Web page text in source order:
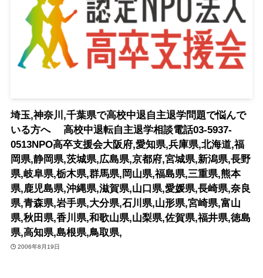
埼玉,神奈川,千葉県で高校中退自主退学問題で悩んで
いる方へ 高校中退転自主退学相談電話03-5937-
0513NPO高卒支援会大阪府,愛知県,兵庫県,北海道,福
岡県,静岡県,茨城県,広島県,京都府,宮城県,新潟県,長野
県,岐阜県,栃木県,群馬県,岡山県,福島県,三重県,熊本
県,鹿児島県,沖縄県,滋賀県,山口県,愛媛県,長崎県,奈良
県,青森県,岩手県,大分県,石川県,山形県,宮崎県,富山
県,秋田県,香川県,和歌山県,山梨県,佐賀県,福井県,徳島
県,高知県,島根県,鳥取県,
2006年8月19日